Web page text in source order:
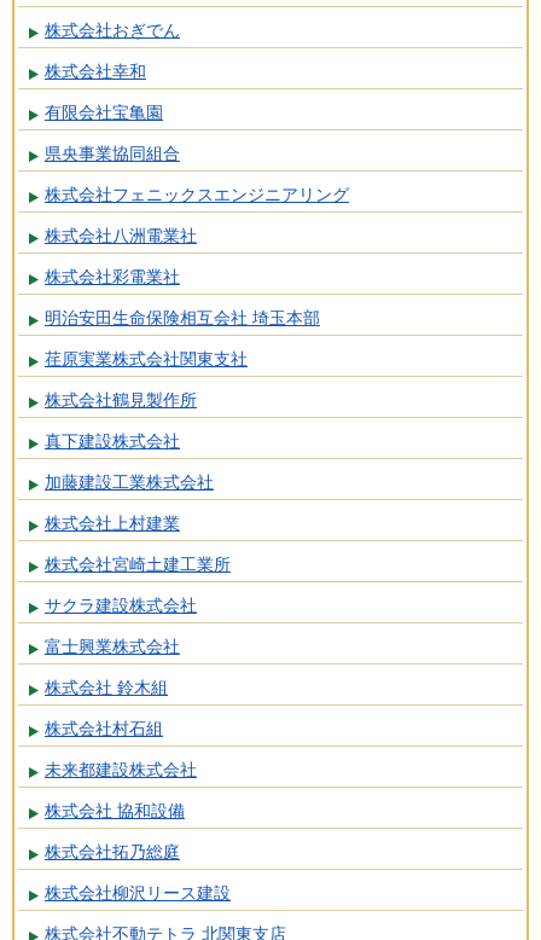
株式会社おぎでん
株式会社幸和
有限会社宝亀園
県央事業協同組合
株式会社フェニックスエンジニアリング
株式会社八洲電業社
株式会社彩電業社
明治安田生命保険相互会社 埼玉本部
荏原実業株式会社関東支社
株式会社鶴見製作所
真下建設株式会社
加藤建設工業株式会社
株式会社上村建業
株式会社宮崎土建工業所
サクラ建設株式会社
富士興業株式会社
株式会社 鈴木組
株式会社村石組
未来都建設株式会社
株式会社 協和設備
株式会社拓乃総庭
株式会社柳沢リース建設
株式会社不動テトラ 北関東支店